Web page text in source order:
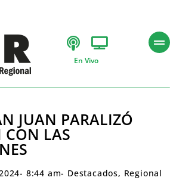
En Vivo
JUAN PARALIZÓ
LAS
- 8:44 am- Destacados, Regional